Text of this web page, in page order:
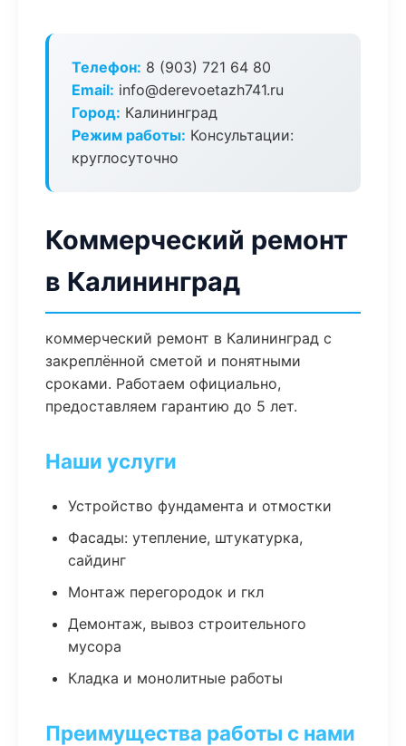
Телефон: 8 (903) 721 64 80
Email: info@derevoetazh741.ru
Город: Калининград
Режим работы: Консультации:
круглосуточно
Коммерческий ремонт
в Калининград
коммерческий ремонт в Калининград с
закреплённой сметой и понятными
сроками. Работаем официально,
предоставляем гарантию до 5 лет.
Наши услуги
Устройство фундамента и отмостки
Фасады: утепление, штукатурка,
сайдинг
Монтаж перегородок и гкл
Демонтаж, вывоз строительного
мусора
Кладка и монолитные работы
Преимущества работы с нами